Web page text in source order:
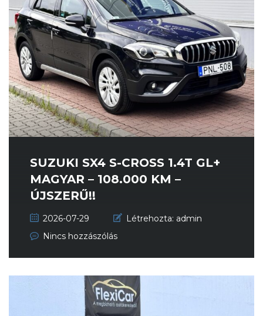
SUZUKI SX4 S-CROSS 1.4T GL+
MAGYAR – 108.000 KM –
ÚJSZERŰ!!
2026-07-29 Létrehozta: admin
Nincs hozzászólás